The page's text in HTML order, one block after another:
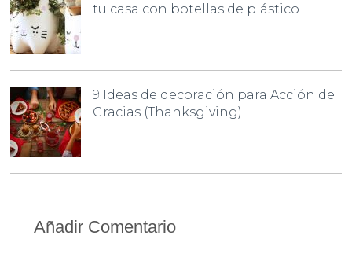
tu casa con botellas de plástico
9 Ideas de decoración para Acción de
Gracias (Thanksgiving)
Añadir Comentario